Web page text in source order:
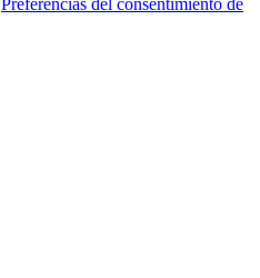
Preferencias del consentimiento de